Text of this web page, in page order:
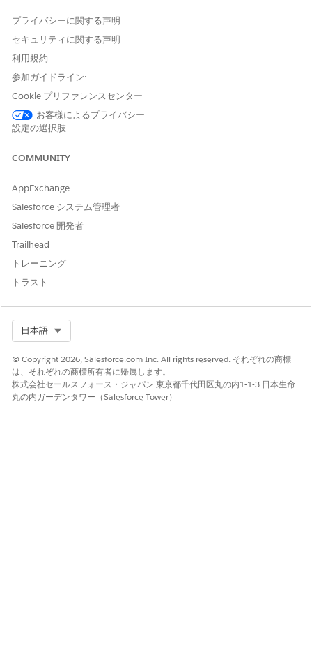
$ flexctl registration inspect
{“expiration_date”: “2025-09-25 19:27:32 +0000 UTC”}
3. Renew the registartion file by following the official
documentation
ナレッジ記事番号
この記事で問題は解決されましたか?
プライバシーに関する声明
セキュリティに関する声明
利用規約
参加ガイドライン:
Cookie プリファレンスセンター
お客様によるプライバシー
設定の選択肢
COMMUNITY
AppExchange
Salesforce システム管理者
Salesforce 開発者
Trailhead
トレーニング
トラスト
日本語
© Copyright 2026, Salesforce.com Inc. All rights reserved. それぞれの商標
は、それぞれの商標所有者に帰属します。
株式会社セールスフォース・ジャパン 東京都千代田区丸の内1-1-3 日本生命
丸の内ガーデンタワー（Salesforce Tower）